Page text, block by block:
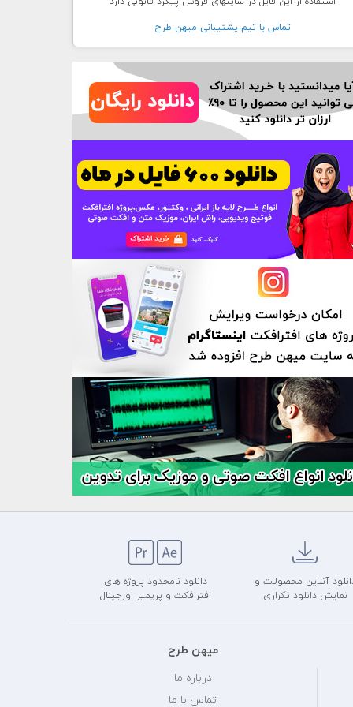
تماس با تيم پشتيبانی ميهن طرح
آنلاین محصولات و
نمایش دانلود تکراری
دانلود نامحدود پروژه های
افترافکت و پریمیر اورجینال
میهن طرح
درباره ما
تماس با ما